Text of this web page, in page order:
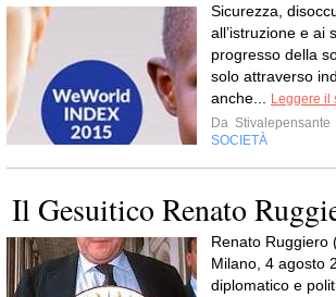
Sicurezza,
all’istruzione e ai
progresso della
solo attraverso
anche...
Leggere il
Da Stivalepensante
SOCIETÀ
Il Gesuitico Renato
Renato Ruggiero
Milano, 4 agosto
diplomatico e